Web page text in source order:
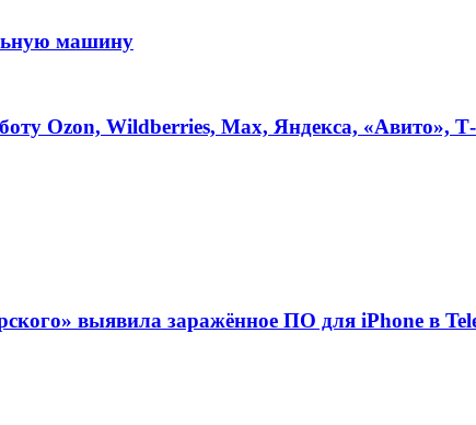
машину
Ozon, Wildberries, Max, Яндекса, «Авито»,
выявила заражённое ПО для iPhone в